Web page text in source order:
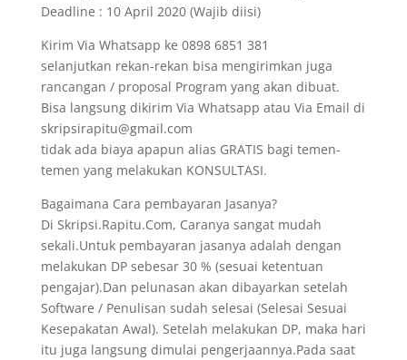
Deadline : 10 April 2020 (Wajib diisi)
Kirim Via Whatsapp ke 0898 6851 381
selanjutkan rekan-rekan bisa mengirimkan juga
rancangan / proposal Program yang akan dibuat.
Bisa langsung dikirim Via Whatsapp atau Via Email di
skripsirapitu@gmail.com
tidak ada biaya apapun alias GRATIS bagi temen-
temen yang melakukan KONSULTASI.
Bagaimana Cara pembayaran Jasanya?
Di Skripsi.Rapitu.Com, Caranya sangat mudah
sekali.Untuk pembayaran jasanya adalah dengan
melakukan DP sebesar 30 % (sesuai ketentuan
pengajar).Dan pelunasan akan dibayarkan setelah
Software / Penulisan sudah selesai (Selesai Sesuai
Kesepakatan Awal). Setelah melakukan DP, maka hari
itu juga langsung dimulai pengerjaannya.Pada saat